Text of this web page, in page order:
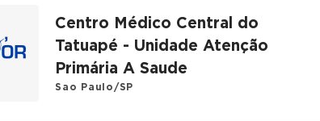
Centro Médico Central do
Tatuapé - Unidade Atenção
Primária A Saude
Sao Paulo/SP